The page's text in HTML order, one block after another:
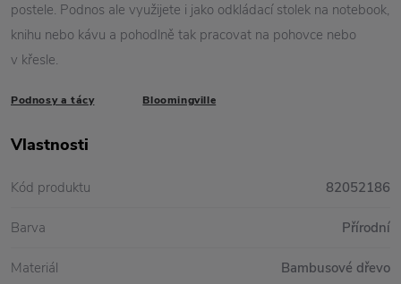
postele. Podnos ale využijete i jako odkládací stolek na notebook,
knihu nebo kávu a pohodlně tak pracovat na pohovce nebo
v křesle.
Podnosy a tácy Bloomingville
Vlastnosti
Kód produktu 82052186
Barva Přírodní
Materiál Bambusové dřevo